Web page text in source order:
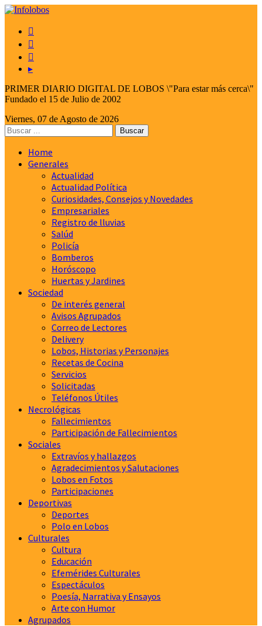



▸
PRIMER DIARIO DIGITAL DE LOBOS \"Para estar más cerca\"
Fundado el 15 de Julio de 2002
Viernes, 07 de Agosto de 2026
Home
Generales
Actualidad
Actualidad Política
Curiosidades, Consejos y Novedades
Empresariales
Registro de lluvias
Salúd
Policía
Bomberos
Horóscopo
Huertas y Jardines
Sociedad
De interés general
Avisos Agrupados
Correo de Lectores
Delivery
Lobos, Historias y Personajes
Recetas de Cocina
Servicios
Solicitadas
Teléfonos Útiles
Necrológicas
Fallecimientos
Participación de Fallecimientos
Sociales
Extravíos y hallazgos
Agradecimientos y Salutaciones
Lobos en Fotos
Participaciones
Deportivas
Deportes
Polo en Lobos
Culturales
Cultura
Educación
Efemérides Culturales
Espectáculos
Poesía, Narrativa y Ensayos
Arte con Humor
Agrupados